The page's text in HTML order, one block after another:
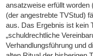
ansatzweise erfüllt worden
(der angestrebte TVStud)
aus. Das Ergebnis ist kein
„schuldrechtliche
Verhandlungsführung und